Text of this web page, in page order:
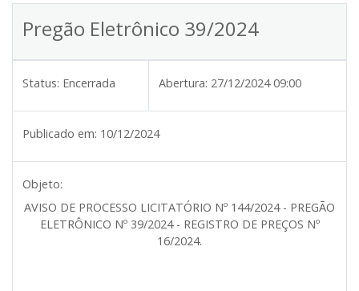
Pregão Eletrônico 39/2024
Status: Encerrada Abertura: 27/12/2024 09:00
Publicado em: 10/12/2024
Objeto:
AVISO DE PROCESSO LICITATÓRIO Nº 144/2024 - PREGÃO
ELETRÔNICO Nº 39/2024 - REGISTRO DE PREÇOS Nº
16/2024.